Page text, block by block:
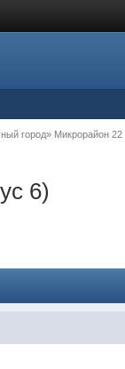
город» Микрорайон 22
6)